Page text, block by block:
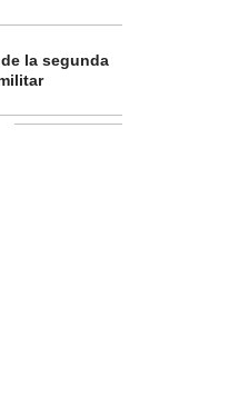
la segunda